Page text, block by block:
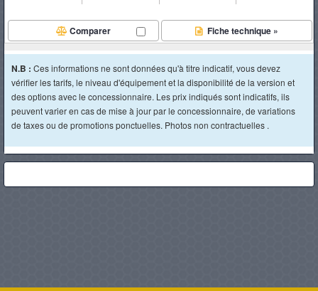
Fiche technique »
Comparer
N.B : Ces informations ne sont données qu'à titre indicatif, vous devez
vérifier les tarifs, le niveau d'équipement et la disponibilité de la version et
des options avec le concessionnaire. Les prix indiqués sont indicatifs, ils
peuvent varier en cas de mise à jour par le concessionnaire, de variations
de taxes ou de promotions ponctuelles. Photos non contractuelles .